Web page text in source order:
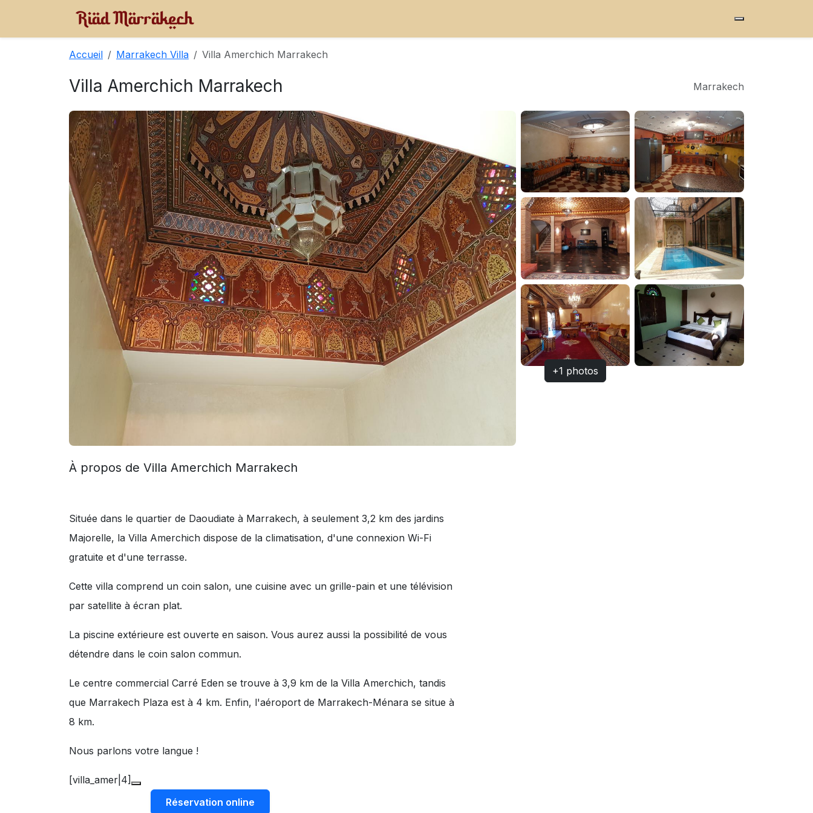
Accueil Marrakech Villa Villa Amerchich Marrakech
Villa Amerchich Marrakech Marrakech
+1 photos
À propos de Villa Amerchich Marrakech
Située dans le quartier de Daoudiate à Marrakech, à seulement 3,2 km des jardins
Majorelle, la Villa Amerchich dispose de la climatisation, d'une connexion Wi-Fi
gratuite et d'une terrasse.
Cette villa comprend un coin salon, une cuisine avec un grille-pain et une télévision
par satellite à écran plat.
La piscine extérieure est ouverte en saison. Vous aurez aussi la possibilité de vous
détendre dans le coin salon commun.
Le centre commercial Carré Eden se trouve à 3,9 km de la Villa Amerchich, tandis
que Marrakech Plaza est à 4 km. Enfin, l'aéroport de Marrakech-Ménara se situe à
8 km.
Nous parlons votre langue !
[villa_amer|4]
Réservation online